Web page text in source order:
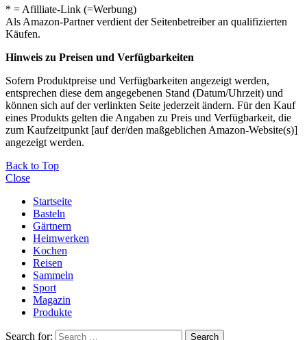
* = Afilliate-Link (=Werbung)
Als Amazon-Partner verdient der Seitenbetreiber an qualifizierten
Käufen.
Hinweis zu Preisen und Verfügbarkeiten
Sofern Produktpreise und Verfügbarkeiten angezeigt werden,
entsprechen diese dem angegebenen Stand (Datum/Uhrzeit) und
können sich auf der verlinkten Seite jederzeit ändern. Für den Kauf
eines Produkts gelten die Angaben zu Preis und Verfügbarkeit, die
zum Kaufzeitpunkt [auf der/den maßgeblichen Amazon-Website(s)]
angezeigt werden.
Back to Top
Close
Startseite
Basteln
Gärtnern
Heimwerken
Kochen
Reisen
Sammeln
Sport
Magazin
Produkte
Search for: Search